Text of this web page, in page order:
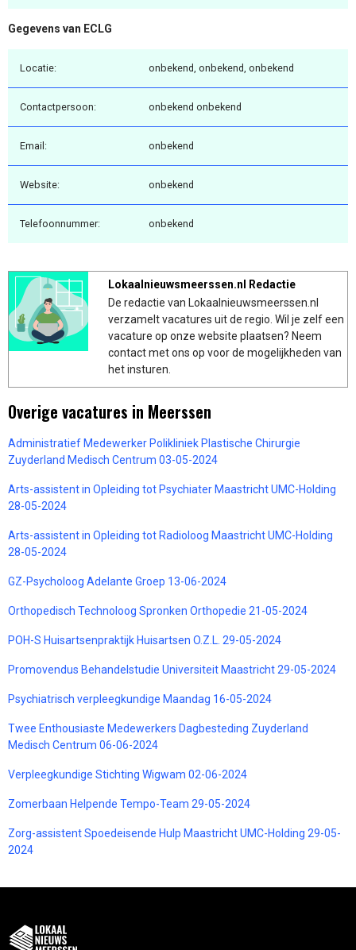
Gegevens van ECLG
Locatie: onbekend, onbekend, onbekend
Contactpersoon: onbekend onbekend
Email: onbekend
Website: onbekend
Telefoonnummer: onbekend
Lokaalnieuwsmeerssen.nl Redactie
De redactie van Lokaalnieuwsmeerssen.nl
verzamelt vacatures uit de regio. Wil je zelf een
vacature op onze website plaatsen? Neem
contact met ons op voor de mogelijkheden van
het insturen.
Overige vacatures in Meerssen
Administratief Medewerker Polikliniek Plastische Chirurgie
Zuyderland Medisch Centrum 03-05-2024
Arts-assistent in Opleiding tot Psychiater Maastricht UMC-Holding
28-05-2024
Arts-assistent in Opleiding tot Radioloog Maastricht UMC-Holding
28-05-2024
GZ-Psycholoog Adelante Groep 13-06-2024
Orthopedisch Technoloog Spronken Orthopedie 21-05-2024
POH-S Huisartsenpraktijk Huisartsen O.Z.L. 29-05-2024
Promovendus Behandelstudie Universiteit Maastricht 29-05-2024
Psychiatrisch verpleegkundige Maandag 16-05-2024
Twee Enthousiaste Medewerkers Dagbesteding Zuyderland
Medisch Centrum 06-06-2024
Verpleegkundige Stichting Wigwam 02-06-2024
Zomerbaan Helpende Tempo-Team 29-05-2024
Zorg-assistent Spoedeisende Hulp Maastricht UMC-Holding 29-05-
2024